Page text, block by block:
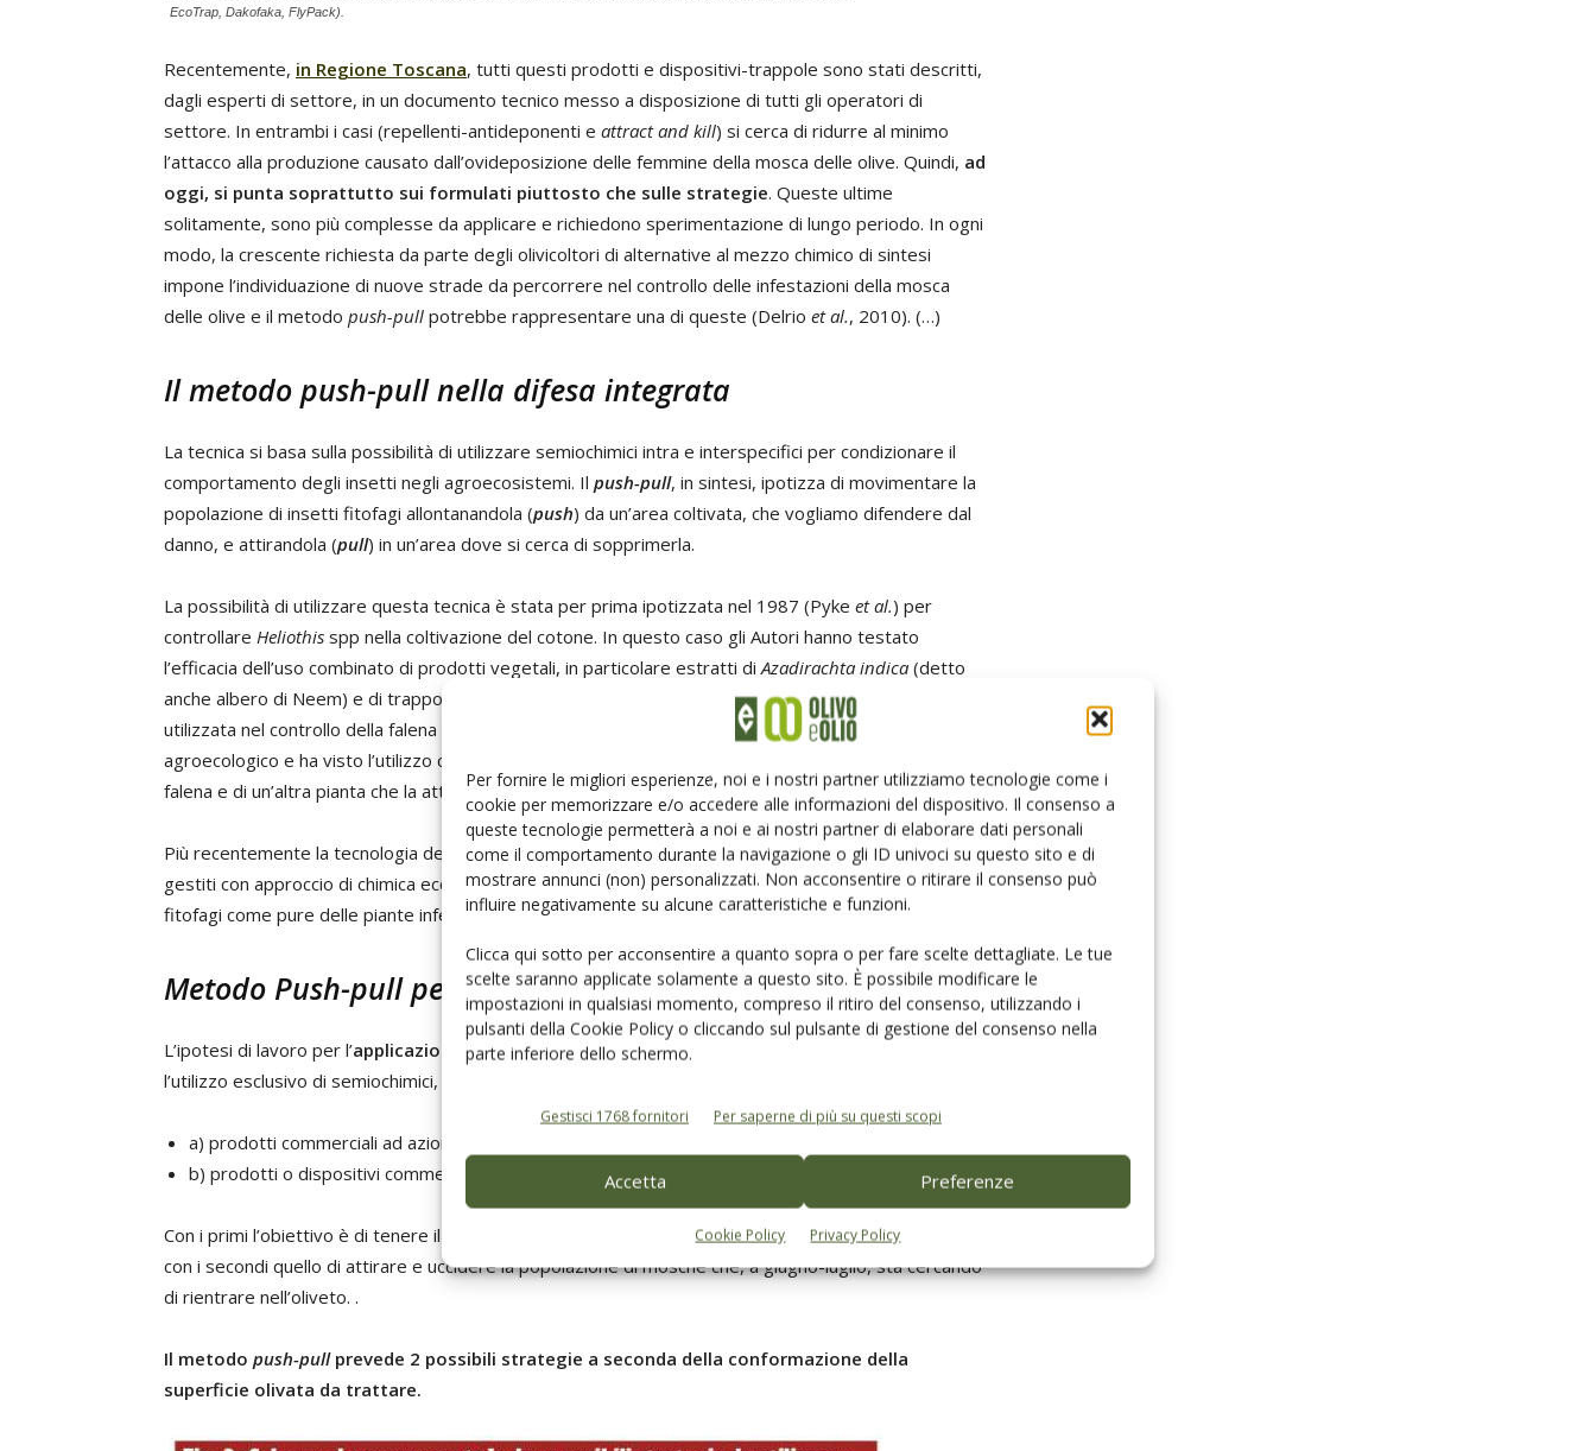
Per fornire le migliori esperienze, noi e i nostri partner utilizziamo tecnologie come i
cookie per memorizzare e/o accedere alle informazioni del dispositivo. Il consenso a
queste tecnologie permetterà a noi e ai nostri partner di elaborare dati personali
come il comportamento durante la navigazione o gli ID univoci su questo sito e di
mostrare annunci (non) personalizzati. Non acconsentire o ritirare il consenso può
influire negativamente su alcune caratteristiche e funzioni.
Clicca qui sotto per acconsentire a quanto sopra o per fare scelte dettagliate. Le tue
scelte saranno applicate solamente a questo sito. È possibile modificare le
impostazioni in qualsiasi momento, compreso il ritiro del consenso, utilizzando i
pulsanti della Cookie Policy o cliccando sul pulsante di gestione del consenso nella
parte inferiore dello schermo.
Gestisci 1768 fornitori Per saperne di più su questi scopi
Accetta Preferenze
Cookie Policy Privacy Policy
EcoTrap, Dakofaka, FlyPack).
Recentemente, in Regione Toscana, tutti questi prodotti e dispositivi-trappole sono stati descritti,
dagli esperti di settore, in un documento tecnico messo a disposizione di tutti gli operatori di
settore. In entrambi i casi (repellenti-antideponenti e attract and kill) si cerca di ridurre al minimo
l’attacco alla produzione causato dall’ovideposizione delle femmine della mosca delle olive. Quindi, ad
oggi, si punta soprattutto sui formulati piuttosto che sulle strategie. Queste ultime
solitamente, sono più complesse da applicare e richiedono sperimentazione di lungo periodo. In ogni
modo, la crescente richiesta da parte degli olivicoltori di alternative al mezzo chimico di sintesi
impone l’individuazione di nuove strade da percorrere nel controllo delle infestazioni della mosca
delle olive e il metodo push-pull potrebbe rappresentare una di queste (Delrio et al., 2010). (…)
Il metodo push-pullnella difesa integrata
La tecnica si basa sulla possibilità di utilizzare semiochimici intra e interspecifici per condizionare il
comportamento degli insetti negli agroecosistemi. Il push-pull, in sintesi, ipotizza di movimentare la
popolazione di insetti fitofagi allontanandola (push) da un’area coltivata, che vogliamo difendere dal
danno, e attirandola (pull) in un’area dove si cerca di sopprimerla.
La possibilità di utilizzare questa tecnica è stata per prima ipotizzata nel 1987 (Pyke et al.) per
controllare Heliothis spp nella coltivazione del cotone. In questo caso gli Autori hanno testato
l’efficacia dell’uso combinato di prodotti vegetali, in particolare estratti diAzadirachta indica (detto
anche albero di Neem) e di trappole. Successivamente (Khan
, 2008) la solita strategia è stata
utilizzata nel controllo della falena (
) del mais e in questo caso, l’approccio è stato di tipo
agroecologico e ha visto l’utilizzo combinato di una pianta (
falena e di un’altra pianta che la attira ( Pennisetum purpureumo erba Napier).
Più recentemente la tecnologia del push-pullè stata testata nell’ambito di sistemi colturali cerealicoli
gestiti con approccio di chimica ecologica che ha affrontato, contemporaneamente, sia il controllo di
fitofagi come pure delle piante infestanti (Khanet al.,2016).
Metodo Push-pullper il controllo diBactrocera oleae
L’ipotesi di lavoro per l’applicazione del push-pull per il controllo di
l’utilizzo esclusivo di semiochimici, bensì l’impiego simultaneo, ma in superfici diverse, di:
a) prodotti commerciali ad azione repellente e
b) prodotti o dispositivi commerciali ad azione
attract and kill
Con i primi l’obiettivo è di tenere il più possibile protetto l’oliveto dall’attacco della mosca delle olive e
con i secondi quello di attirare e uccidere la popolazione di mosche che, a giugno-luglio, sta cercando
di rientrare nell’oliveto. .
Il metodo push-pullprevede 2 possibili strategie a seconda della conformazione della
superficie olivata da trattare.